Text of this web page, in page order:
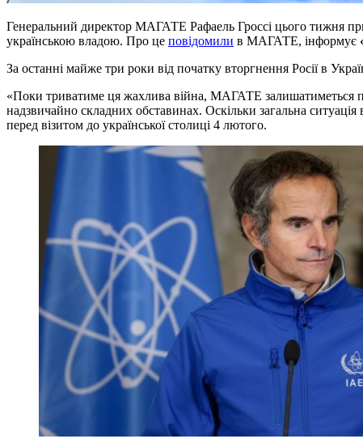
Генеральний директор МАГАТЕ Рафаель Гроссі цього тижня
українською владою. Про це повідомили в МАГАТЕ, інформує
За останні майже три роки від початку вторгнення Росії в
«Поки триватиме ця жахлива війна, МАГАТЕ залишатиметься
надзвичайно складних обставинах. Оскільки загальна
перед візитом до української столиці 4 лютого.